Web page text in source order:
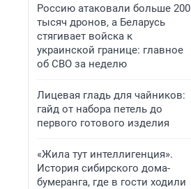
Россию атаковали больше 200
тысяч дронов, а Беларусь
стягивает войска к
украинской границе: главное
об СВО за неделю
Лицевая гладь для чайников:
гайд от набора петель до
первого готового изделия
«Жила тут интеллигенция».
История сибирского дома-
бумеранга, где в гости ходили